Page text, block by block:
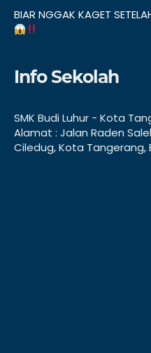
BIAR NGGAK KAGET
Info Sekolah
SMK Budi Luhur - Kota
Alamat : Jalan Raden
Ciledug, Kota Tangerang,